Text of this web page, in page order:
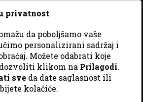
zadržana. DizajnGordonDM
privatnost
da poboljšamo vaše
personalizirani sadržaj i
Možete odabrati koje
klikom na Prilagodi.
sve da date saglasnost ili
kolačiće.